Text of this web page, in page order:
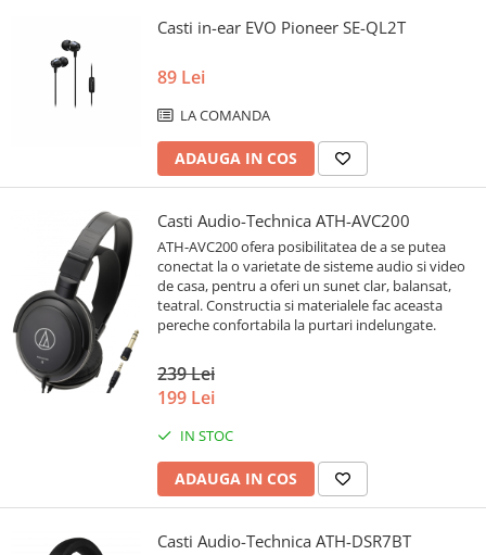
Casti in-ear EVO Pioneer SE-QL2T
89 Lei
LA COMANDA
ADAUGA IN COS
Casti Audio-Technica ATH-AVC200
ATH-AVC200 ofera posibilitatea de a se putea
conectat la o varietate de sisteme audio si video
de casa, pentru a oferi un sunet clar, balansat,
teatral. Constructia si materialele fac aceasta
pereche confortabila la purtari indelungate.
239 Lei
199 Lei
IN STOC
ADAUGA IN COS
Casti Audio-Technica ATH-DSR7BT